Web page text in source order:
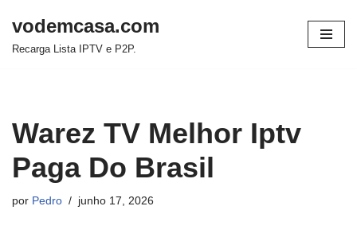
Pular
vodemcasa.com
Recarga Lista IPTV e P2P.
Warez TV Melhor Iptv
Paga Do Brasil
por Pedro junho 17, 2026